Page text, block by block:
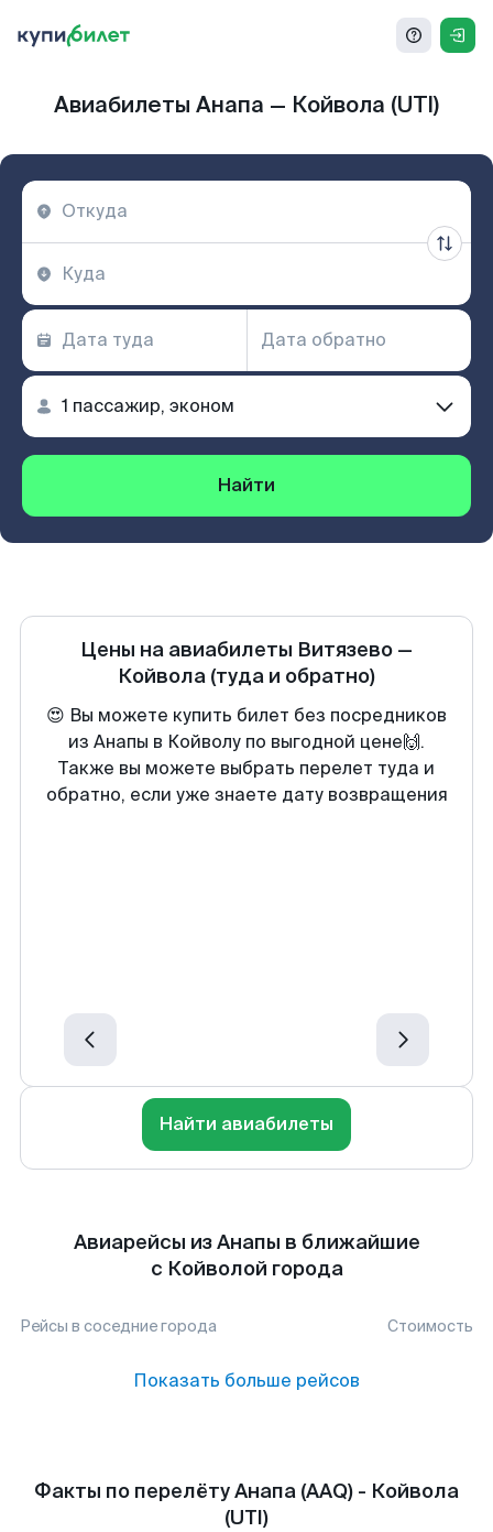
Авиабилеты Анапа — Койвола (UTI)
Найти
Цены на авиабилеты Витязево —
Койвола (туда и обратно)
😍 Вы можете купить билет без посредников
из Анапы в Койволу по выгодной цене🙌.
Также вы можете выбрать перелет туда и
обратно, если уже знаете дату возвращения
Найти авиабилеты
Авиарейсы из Анапы в ближайшие
с Койволой города
Рейсы в соседние города Стоимость
Показать больше рейсов
Факты по перелёту Анапа (AAQ) - Койвола
(UTI)